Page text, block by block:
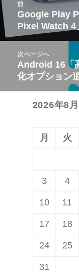
稿
ナ
ビ
前
前
の
投
稿:
Google Play
Pixel Watch 4
次ページへ
次
の
Android 16「
化オプション
2026年8月
月 火
3 4
10 11
17 18
24 25
31